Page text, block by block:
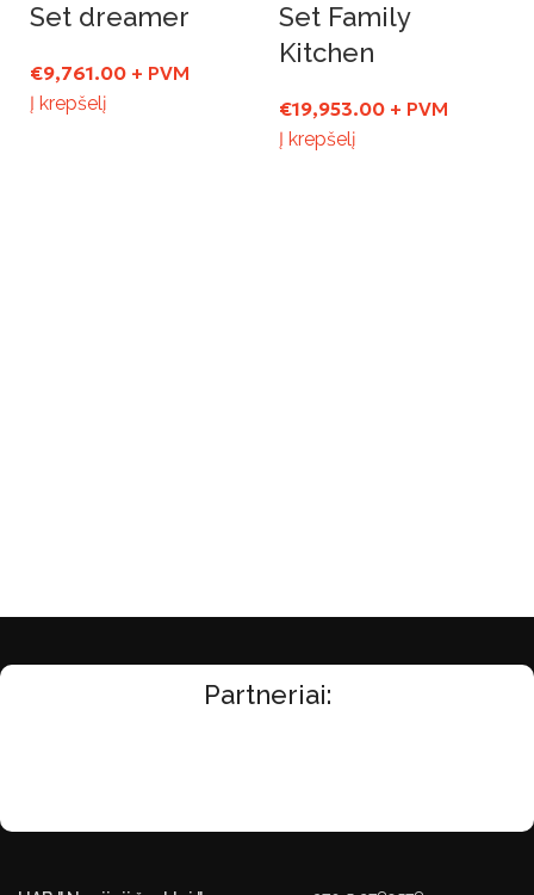
Set dreamer
€9,761.00 + PVM
Į krepšelį
Set Family
Kitchen
€19,953.00 + PVM
Į krepšelį
Partneriai: